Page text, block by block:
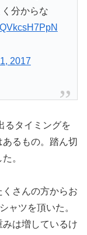
分からな
2017
るタイミングを
るもの。踏ん切
。
さんの方からお
ャツを頂いた。
は増しているけ